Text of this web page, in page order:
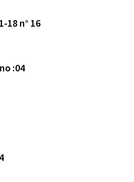
18 n° 16
2020 en mairie de Chaumes-en-Retz - page : 1-06 - no :04